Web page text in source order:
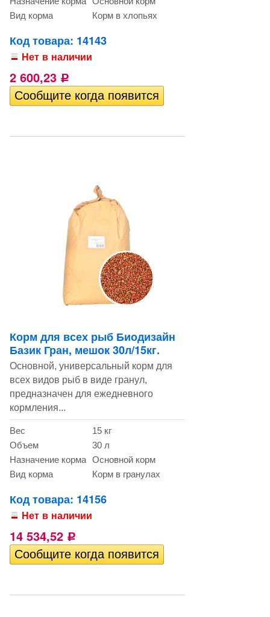
Вид корма
Корм в хлопьях
Код товара: 14143
Нет в наличии
2 600,23 Р
Корм для всех рыб Биодизайн
Базик Гран, мешок 30л/15кг.
Основной, универсальный корм для
всех видов рыб в виде гранул,
предназначен для ежедневного
кормления...
Вес
15 кг
Объем
30 л
Назначение корма
Основной корм
Вид корма
Корм в гранулах
Код товара: 14156
Нет в наличии
14 534,52 Р